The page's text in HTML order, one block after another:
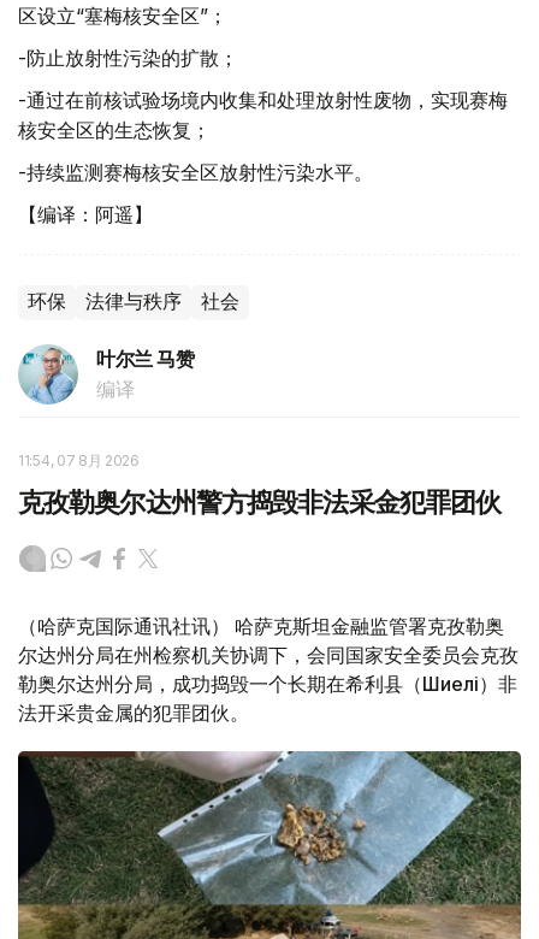
区设立“塞梅核安全区”；
-防止放射性污染的扩散；
-通过在前核试验场境内收集和处理放射性废物，实现赛梅
核安全区的生态恢复；
-持续监测赛梅核安全区放射性污染水平。
【编译：阿遥】
环保 法律与秩序 社会
叶尔兰 马赞
编译
11:54, 07 8月 2026
克孜勒奥尔达州警方捣毁非法采金犯罪团伙
（哈萨克国际通讯社讯） 哈萨克斯坦金融监管署克孜勒奥
尔达州分局在州检察机关协调下，会同国家安全委员会克孜
勒奥尔达州分局，成功捣毁一个长期在希利县（Шиелі）非
法开采贵金属的犯罪团伙。